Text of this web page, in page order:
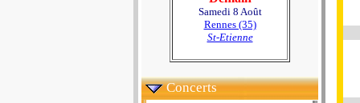
Samedi 8 Août
Rennes (35)
St-Etienne
Concerts